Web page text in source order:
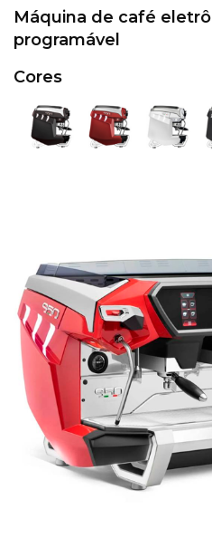
GALERIA
CONTATO
Máquina de café
programável
Cores